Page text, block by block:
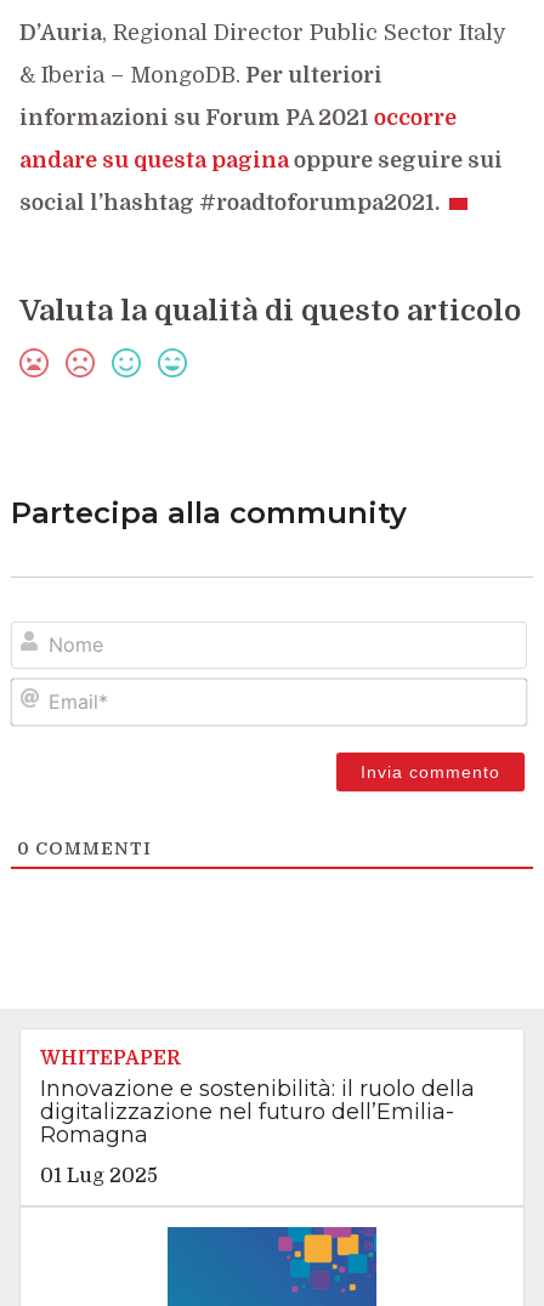
D’Auria, Regional Director Public Sector Italy
& Iberia – MongoDB. Per ulteriori
informazioni su Forum PA 2021 occorre
andare su questa paginaoppure seguire sui
social l’hashtag #roadtoforumpa2021.
Valuta la qualità di questo articolo
Partecipa alla community
0 COMMENTI
WHITEPAPER
Innovazione e sostenibilità: il ruolo della
digitalizzazione nel futuro dell’Emilia-
Romagna
01 Lug 2025